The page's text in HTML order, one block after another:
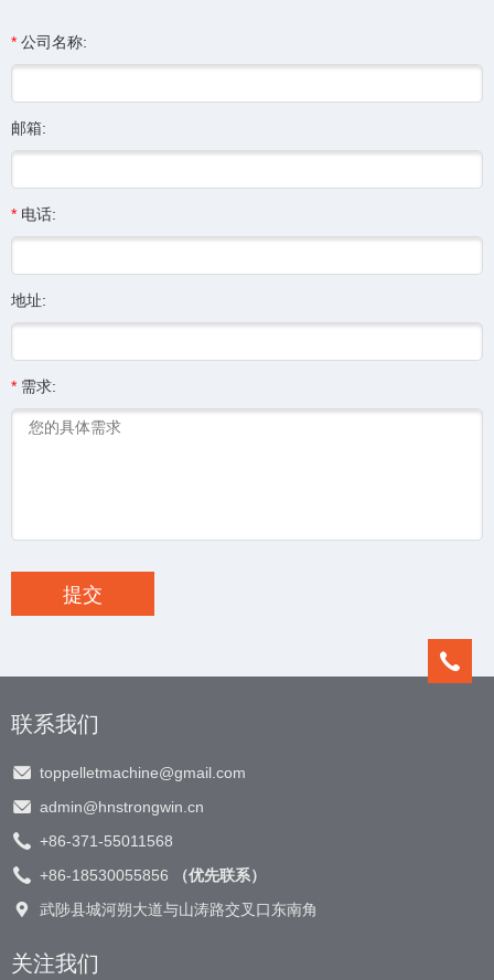
* 公司名称:
邮箱:
* 电话:
地址:
* 需求:
联系我们
toppelletmachine@gmail.com
admin@hnstrongwin.cn
+86-371-55011568
+86-18530055856
（优先联系）
武陟县城河朔大道与山涛路交叉口东南角
关注我们